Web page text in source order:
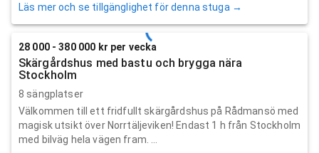
Läs mer och se tillgänglighet för denna stuga →
28 000 - 380 000 kr per vecka
Skärgårdshus med bastu och brygga nära
Stockholm
8 sängplatser
Välkommen till ett fridfullt skärgårdshus på Rådmansö med
magisk utsikt över Norrtäljeviken! Endast 1 h från Stockholm
med bilväg hela vägen fram. ...